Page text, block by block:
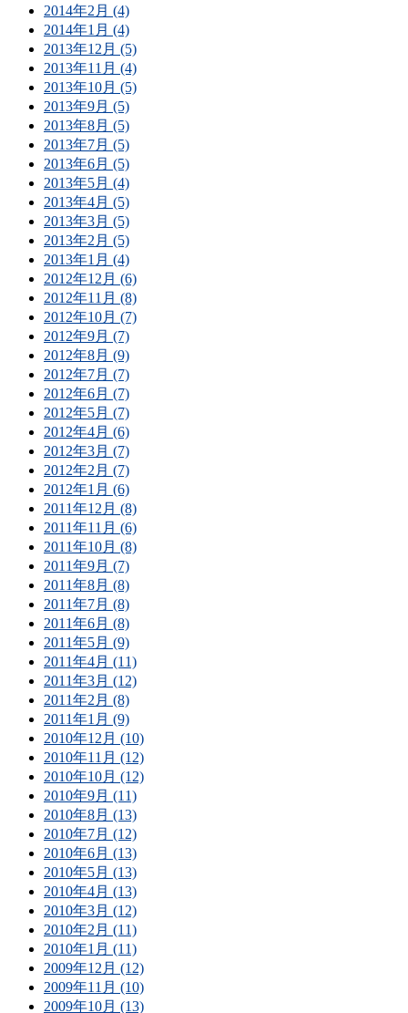
2014年2月 (4)
2014年1月 (4)
2013年12月 (5)
2013年11月 (4)
2013年10月 (5)
2013年9月 (5)
2013年8月 (5)
2013年7月 (5)
2013年6月 (5)
2013年5月 (4)
2013年4月 (5)
2013年3月 (5)
2013年2月 (5)
2013年1月 (4)
2012年12月 (6)
2012年11月 (8)
2012年10月 (7)
2012年9月 (7)
2012年8月 (9)
2012年7月 (7)
2012年6月 (7)
2012年5月 (7)
2012年4月 (6)
2012年3月 (7)
2012年2月 (7)
2012年1月 (6)
2011年12月 (8)
2011年11月 (6)
2011年10月 (8)
2011年9月 (7)
2011年8月 (8)
2011年7月 (8)
2011年6月 (8)
2011年5月 (9)
2011年4月 (11)
2011年3月 (12)
2011年2月 (8)
2011年1月 (9)
2010年12月 (10)
2010年11月 (12)
2010年10月 (12)
2010年9月 (11)
2010年8月 (13)
2010年7月 (12)
2010年6月 (13)
2010年5月 (13)
2010年4月 (13)
2010年3月 (12)
2010年2月 (11)
2010年1月 (11)
2009年12月 (12)
2009年11月 (10)
2009年10月 (13)